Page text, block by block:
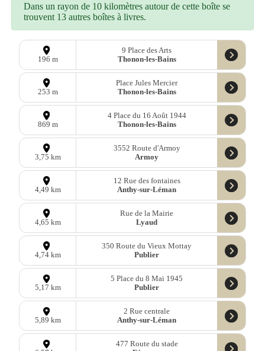
Dans un rayon de 10 kilomètres autour de cette boîte se
trouvent 13 autres boîtes à livres.
196 m
9 Place des Arts
Thonon-les-Bains
253 m
Place Jules Mercier
Thonon-les-Bains
869 m
4 Place du 16 Août 1944
Thonon-les-Bains
3,75 km
3552 Route d'Armoy
Armoy
4,49 km
12 Rue des fontaines
Anthy-sur-Léman
4,65 km
Rue de la Mairie
Lyaud
4,74 km
350 Route du Vieux Mottay
Publier
5,17 km
5 Place du 8 Mai 1945
Publier
5,89 km
2 Rue centrale
Anthy-sur-Léman
477 Route du stade